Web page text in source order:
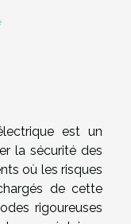
est un
la sécurité des
où les risques
de cette
rigoureuses